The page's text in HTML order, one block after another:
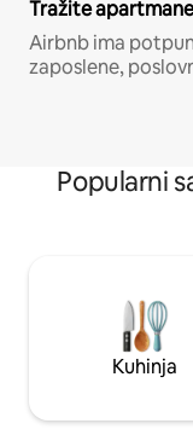
Tražite
Airbnb ima
zaposlene,
Popularni
Kuhinja